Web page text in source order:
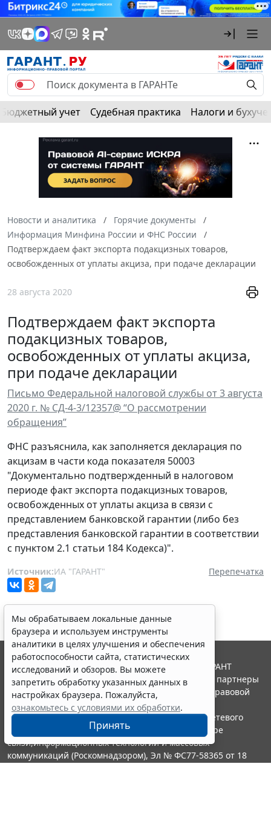
Бюджетный учет Судебная практика Налоги и
Новости и аналитика
Горячие документы
Информация Минфина России и ФНС России
Подтверждаем факт экспорта подакцизных товаров,
освобожденных от уплаты акциза, при подаче декларации
28 августа 2020
Подтверждаем факт экспорта
подакцизных товаров,
освобожденных от уплаты акциза,
при подаче декларации
Письмо Федеральной налоговой службы от 3 августа
2020 г. № СД-4-3/12357@ “О рассмотрении
обращения”
ФНС разъяснила, как заполняется декларация по
акцизам в части кода показателя 50003
"Документально подтвержденный в налоговом
периоде факт экспорта подакцизных товаров,
освобожденных от уплаты акциза в связи с
представлением банковской гарантии (либо без
представления банковской гарантии в соответствии
с пунктом 2.1 статьи 184 Кодекса)".
Источник:ИА "ГАРАНТ" Перепечатка
Мы обрабатываем локальные данные
браузера и используем инструменты
аналитики в целях улучшения и обеспечения
работоспособности сайта, статистических
исследований и обзоров. Вы можете
запретить обработку указанных данных в
настройках браузера. Пожалуйста,
ознакомьтесь с условиями их обработки.
Принять
© ООО "НПП "ГАРАНТ-СЕРВИС", 2026. Система ГАРАНТ
выпускается с 1990 года. Компания "Гарант" и ее партнеры
являются участниками Российской ассоциации правовой
информации ГАРАНТ.
Портал ГАРАНТ.РУ зарегистрирован в качестве сетевого
издания Федеральной службой по надзору в сфере
связи,информационных технологий и массовых
коммуникаций (Роскомнадзором), Эл № ФС77-58365 от 18